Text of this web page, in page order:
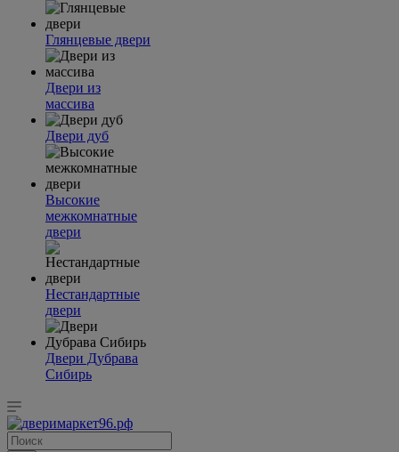
Глянцевые двери
Двери из
массива
Двери дуб
Высокие
межкомнатные
двери
Нестандартные
двери
Двери Дубрава
Сибирь